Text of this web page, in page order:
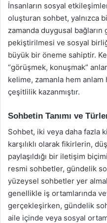
İnsanların sosyal
oluşturan sohbet, yalnızca
zamanda duygusal bağların
pekiştirilmesi ve sosyal
büyük bir öneme sahiptir.
“görüşmek, konuşmak”
kelime, zamanla hem anlam
çeşitlilik kazanmıştır.
Sohbetin Tanımı ve
Sohbet, iki veya daha fazla
karşılıklı olarak fikirlerin,
paylaşıldığı bir iletişim
resmi sohbetler, gündelik
yüzeysel sohbetler yer
genellikle iş ortamlarında
gerçekleşirken, gündelik
aile içinde veya sosyal